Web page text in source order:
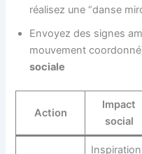
réalisez une “danse
Envoyez des signes
mouvement
sociale
Action
Impact
social
Inspiration